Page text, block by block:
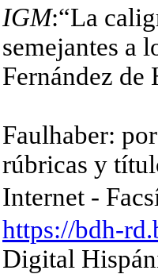
IGM:“La
semejantes a
Fernández de
Faulhaber:
rúbricas y
Internet -
https://bdh-
Digital